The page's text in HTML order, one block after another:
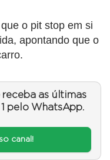
o pit stop em si
apontando que o
receba as últimas
pelo WhatsApp.
canal!